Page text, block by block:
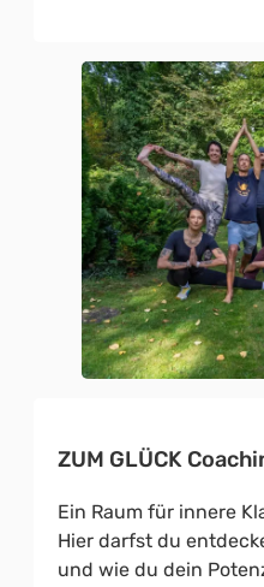
ZUM GLÜCK
Ein Raum für innere
Hier darfst du
und wie du dein